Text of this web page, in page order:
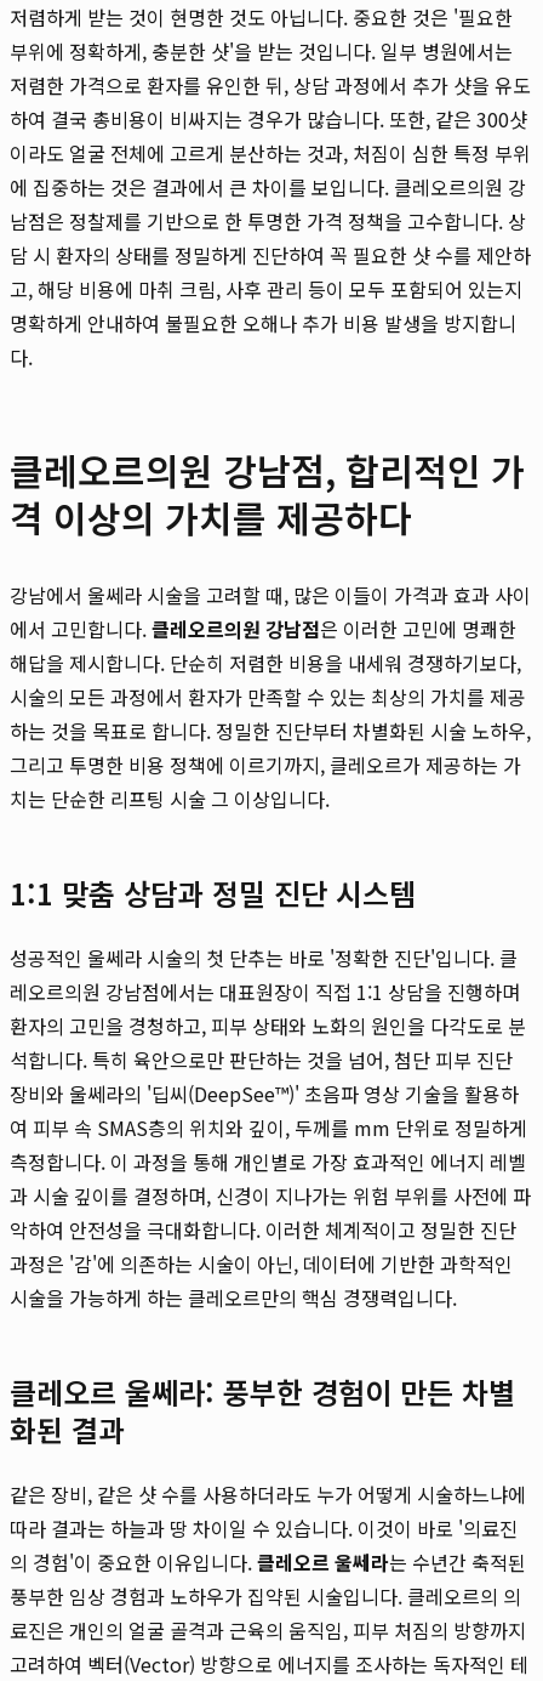
저렴하게 받는 것이 현명한 것도 아닙니다. 중요한 것은 '필요한
부위에 정확하게, 충분한 샷'을 받는 것입니다. 일부 병원에서는
저렴한 가격으로 환자를 유인한 뒤, 상담 과정에서 추가 샷을 유도
하여 결국 총비용이 비싸지는 경우가 많습니다. 또한, 같은 300샷
이라도 얼굴 전체에 고르게 분산하는 것과, 처짐이 심한 특정 부위
에 집중하는 것은 결과에서 큰 차이를 보입니다. 클레오르의원 강
남점은 정찰제를 기반으로 한 투명한 가격 정책을 고수합니다. 상
담 시 환자의 상태를 정밀하게 진단하여 꼭 필요한 샷 수를 제안하
고, 해당 비용에 마취 크림, 사후 관리 등이 모두 포함되어 있는지
명확하게 안내하여 불필요한 오해나 추가 비용 발생을 방지합니
다.
클레오르의원 강남점, 합리적인 가
격 이상의 가치를 제공하다
강남에서 울쎄라 시술을 고려할 때, 많은 이들이 가격과 효과 사이
에서 고민합니다.클레오르의원 강남점은 이러한 고민에 명쾌한
해답을 제시합니다. 단순히 저렴한 비용을 내세워 경쟁하기보다,
시술의 모든 과정에서 환자가 만족할 수 있는 최상의 가치를 제공
하는 것을 목표로 합니다. 정밀한 진단부터 차별화된 시술 노하우,
그리고 투명한 비용 정책에 이르기까지, 클레오르가 제공하는 가
치는 단순한 리프팅 시술 그 이상입니다.
1:1 맞춤 상담과 정밀 진단 시스템
성공적인 울쎄라 시술의 첫 단추는 바로 '정확한 진단'입니다. 클
레오르의원 강남점에서는 대표원장이 직접 1:1 상담을 진행하며
환자의 고민을 경청하고, 피부 상태와 노화의 원인을 다각도로 분
석합니다. 특히 육안으로만 판단하는 것을 넘어, 첨단 피부 진단
장비와 울쎄라의 '딥씨(DeepSee™)' 초음파 영상 기술을 활용하
여 피부 속 SMAS층의 위치와 깊이, 두께를 mm 단위로 정밀하게
측정합니다. 이 과정을 통해 개인별로 가장 효과적인 에너지 레벨
과 시술 깊이를 결정하며, 신경이 지나가는 위험 부위를 사전에 파
악하여 안전성을 극대화합니다. 이러한 체계적이고 정밀한 진단
과정은 '감'에 의존하는 시술이 아닌, 데이터에 기반한 과학적인
시술을 가능하게 하는 클레오르만의 핵심 경쟁력입니다.
클레오르 울쎄라: 풍부한 경험이 만든 차별
화된 결과
같은 장비, 같은 샷 수를 사용하더라도 누가 어떻게 시술하느냐에
따라 결과는 하늘과 땅 차이일 수 있습니다. 이것이 바로 '의료진
의 경험'이 중요한 이유입니다.클레오르 울쎄라는 수년간 축적된
풍부한 임상 경험과 노하우가 집약된 시술입니다. 클레오르의 의
료진은 개인의 얼굴 골격과 근육의 움직임, 피부 처짐의 방향까지
고려하여 벡터(Vector) 방향으로 에너지를 조사하는 독자적인 테